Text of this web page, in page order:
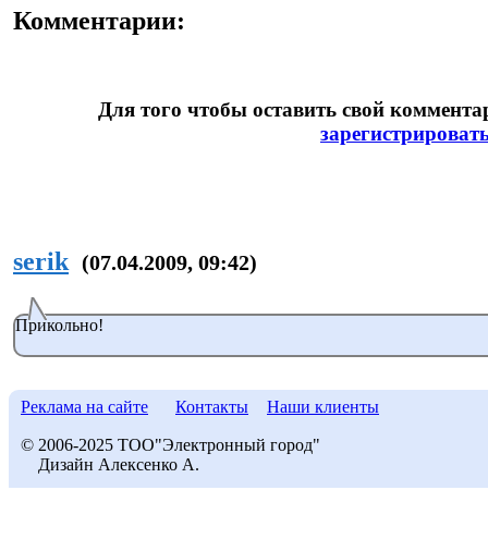
Комментарии:
Для того чтобы оставить свой
serik (07.04.2009, 09:42)
Прикольно!
Реклама на сайте Контакты Наши клиенты
© 2006-2025 ТОО"Электронный город"
Дизайн Алексенко А.